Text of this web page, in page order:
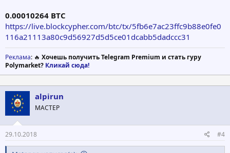
0.00010264 BTC
https://live.blockcypher.com/btc/tx/5fb6e7ac23ffc9b88e0fe0
116a21113a80c9d56927d5d5ce01dcabb5dadccc31
Реклама: 🔥 Хочешь получить Telegram Premium и стать гуру
Polymarket? Кликай сюда!
alpirun
МАСТЕР
29.10.2018 #4